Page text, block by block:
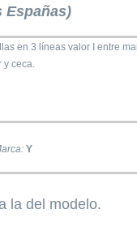
Españas)
en 3 líneas valor I entre
y ceca.
Y
la del modelo.